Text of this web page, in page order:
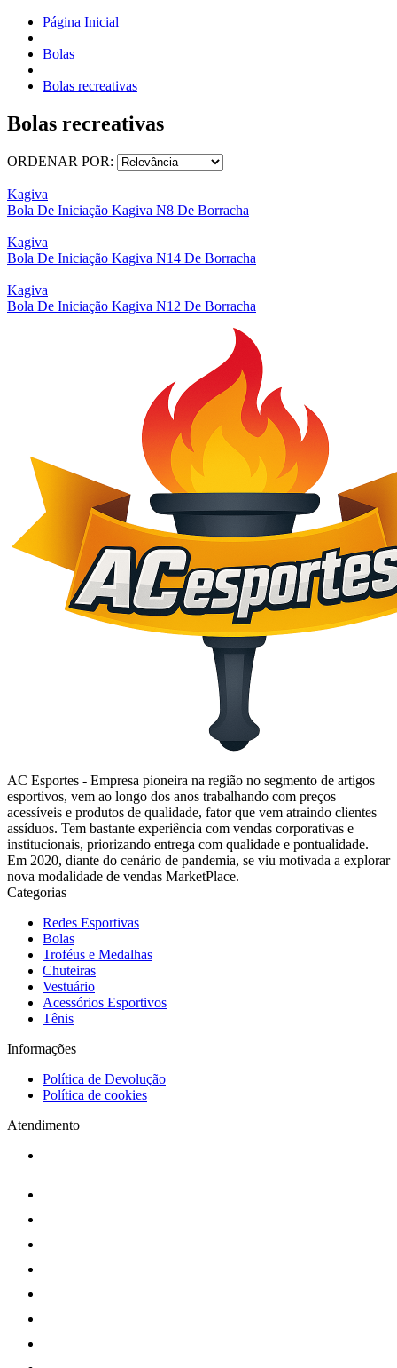
Página Inicial
Bolas
Bolas recreativas
Bolas recreativas
ORDENAR POR:
Kagiva
Bola De Iniciação Kagiva N8 De Borracha
Kagiva
Bola De Iniciação Kagiva N14 De Borracha
Kagiva
Bola De Iniciação Kagiva N12 De Borracha
AC Esportes - Empresa pioneira na região no segmento de artigos
esportivos, vem ao longo dos anos trabalhando com preços
acessíveis e produtos de qualidade, fator que vem atraindo clientes
assíduos. Tem bastante experiência com vendas corporativas e
institucionais, priorizando entrega com qualidade e pontualidade.
Em 2020, diante do cenário de pandemia, se viu motivada a explorar
nova modalidade de vendas MarketPlace.
Categorias
Redes Esportivas
Bolas
Troféus e Medalhas
Chuteiras
Vestuário
Acessórios Esportivos
Tênis
Informações
Política de Devolução
Política de cookies
Atendimento